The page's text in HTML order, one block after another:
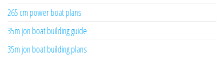
265 cm power boat plans
35m jon boat building guide
35m jon boat building plans